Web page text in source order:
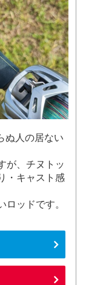
ぬ人の居ない
が、チヌトッ
・キャスト感
ロッドです。